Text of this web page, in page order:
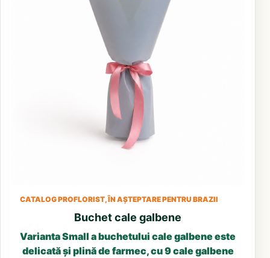
CATALOG PROFLORIST, ÎN AȘTEPTARE PENTRU BRAZII
Buchet cale galbene
Varianta Small a buchetului cale galbene este
delicată și plină de farmec, cu 9 cale galbene